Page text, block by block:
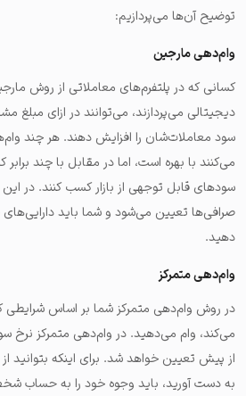
توضیح آن‌ها می‌پردازیم:
وام‌دهی مارجین
کسانی که در پلتفرم‌های معاملاتی از روش
دیجیتالی می‌پردازند، می‌توانند در ازای مبلغ
سود معاملات‌شان را افزایش دهند. هر چند
می‌کنند با بهره است، اما در مقابل با چند
سودهای قابل توجهی از بازار کسب کنند. در
صرافی‌ها تعیین می‌شود و شما باید دارایی‌های
دهید.
وام‌دهی متمرکز
در روش وام‌دهی متمرکز شما بر اساس
می‌کند، وام می‌دهید. در وام‌دهی متمرکز نرخ
از پیش تعیین خواهد شد. برای اینکه بتوانید
به دست آورید، باید وجوه خود را به حساب